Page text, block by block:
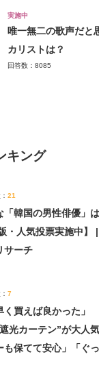
実施中
唯一無二の歌声だと
カリストは？
回答数：8085
キング
21
「韓国の男性俳優」
・人気投票実施中】
サーチ
7
く買えば良かった
光カーテン”が大人
も保てて安心」「ぐ